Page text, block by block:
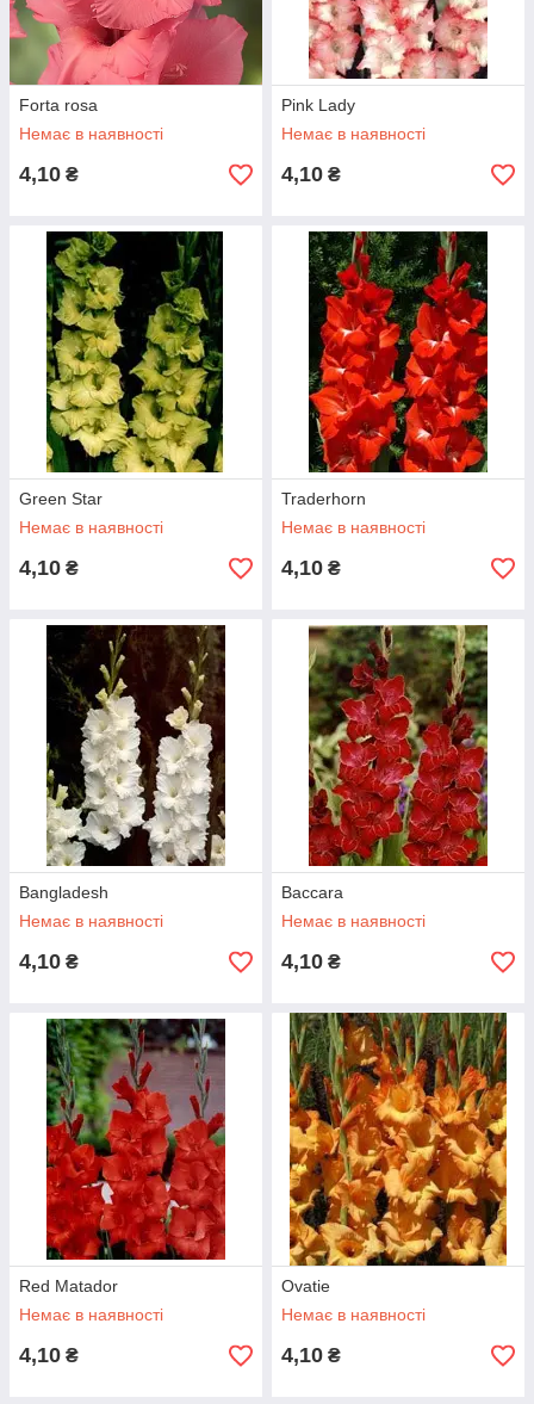
Forta rosa
Немає в наявності
4,10 ₴
Pink Lady
Немає в наявності
4,10 ₴
Green Star
Немає в наявності
4,10 ₴
Traderhorn
Немає в наявності
4,10 ₴
Bangladesh
Немає в наявності
4,10 ₴
Baccara
Немає в наявності
4,10 ₴
Red Matador
Немає в наявності
4,10 ₴
Ovatie
Немає в наявності
4,10 ₴